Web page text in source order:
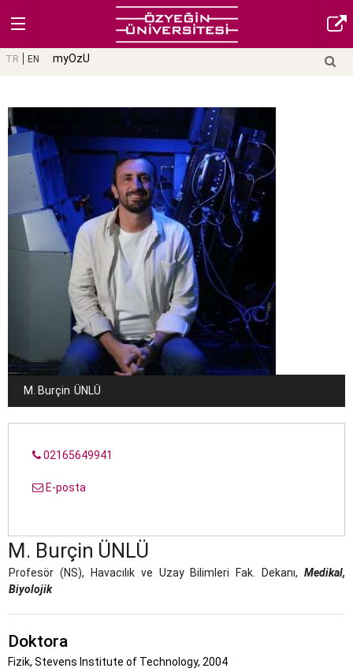
TR EN myOzU
M. Burçin ÜNLÜ
02165649941
E-posta
M. Burçin ÜNLÜ
Profesör (NS), Havacılık ve Uzay Bilimleri Fak. Dekanı, Medikal,
Biyolojik
Doktora
Fizik, Stevens Institute of Technology, 2004